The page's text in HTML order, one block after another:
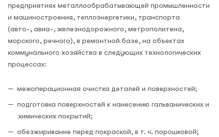
предприятиях металлообрабатывающей промышленности
и машиностроения, теплоэнергетики, транспорта
(авто-, авиа-, железнодорожного, метрополитена,
морского, речного), в ремонтной базе, на объектах
коммунального хозяйства в следующих технологических
процессах:
межоперационная очистка деталей и поверхностей;
подготовка поверхностей к нанесению гальванических и
химических покрытий;
обезжиривание перед покраской, в т. ч. порошковой;